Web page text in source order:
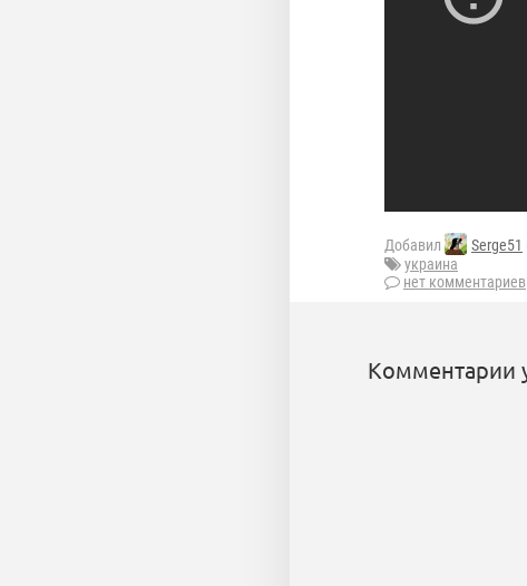
Добавил Serge51
украина
нет комментариев
Комментарии